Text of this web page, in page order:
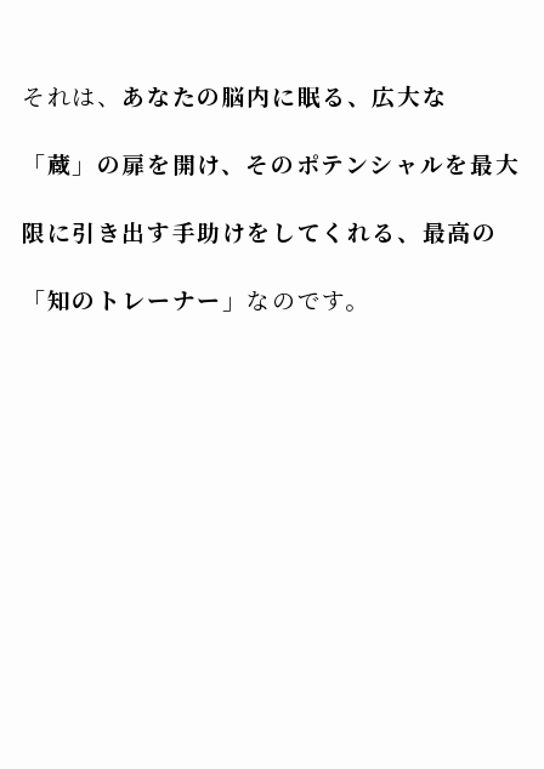
それは、 あなたの脳内に眠る、広大な
「蔵」の扉を開け、そのポテンシャルを最大
限に引き出す手助けをしてくれる、最高の
「知のトレーナー」 なのです。